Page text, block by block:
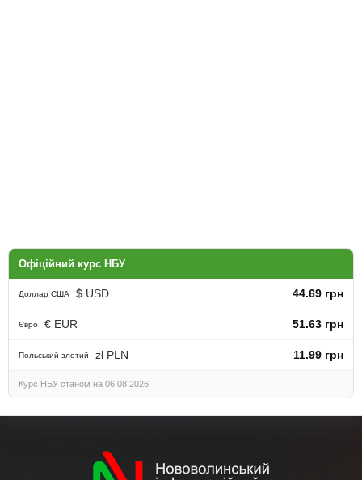
Офіційний курс НБУ
Доллар США $ USD 44.69 грн
Євро € EUR 51.63 грн
Польський злотий zł PLN 11.99 грн
Курс НБУ станом на 06.08.2026